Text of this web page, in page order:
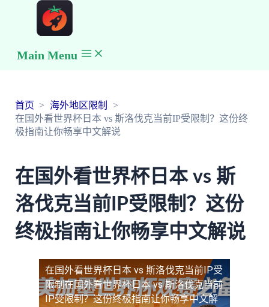
Main Menu
首页
海外地区限制
在国外看世界杯日本 vs 斯洛伐克当前IP受限制？这份终
极指南让你畅享中文解说
在国外看世界杯日本 vs 斯
洛伐克当前IP受限制？这份
终极指南让你畅享中文解说
在国外看世界杯日本 vs 斯洛伐克当前IP受
限制在国外看世界杯日本 vs 斯洛伐克当前
IP受限制？这份终极指南让你畅享中文解